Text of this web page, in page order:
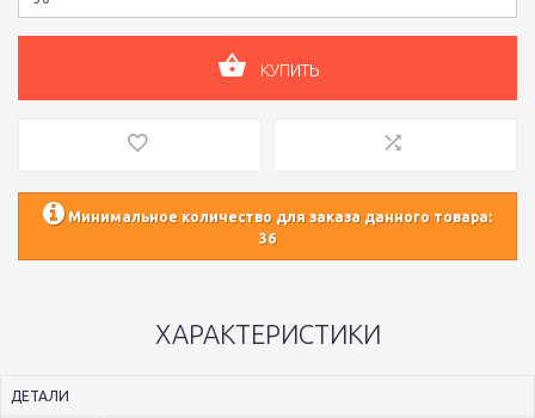
КУПИТЬ
Минимальное количество для заказа данного товара:
36
ХАРАКТЕРИСТИКИ
ДЕТАЛИ